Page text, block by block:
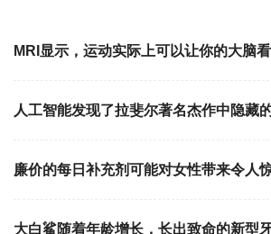
MRI显示，运动实际上可以让你的大脑
人工智能发现了拉斐尔著名杰作中隐藏
廉价的每日补充剂可能对女性带来令人
大白鲨随着年龄增长，长出致命的新型